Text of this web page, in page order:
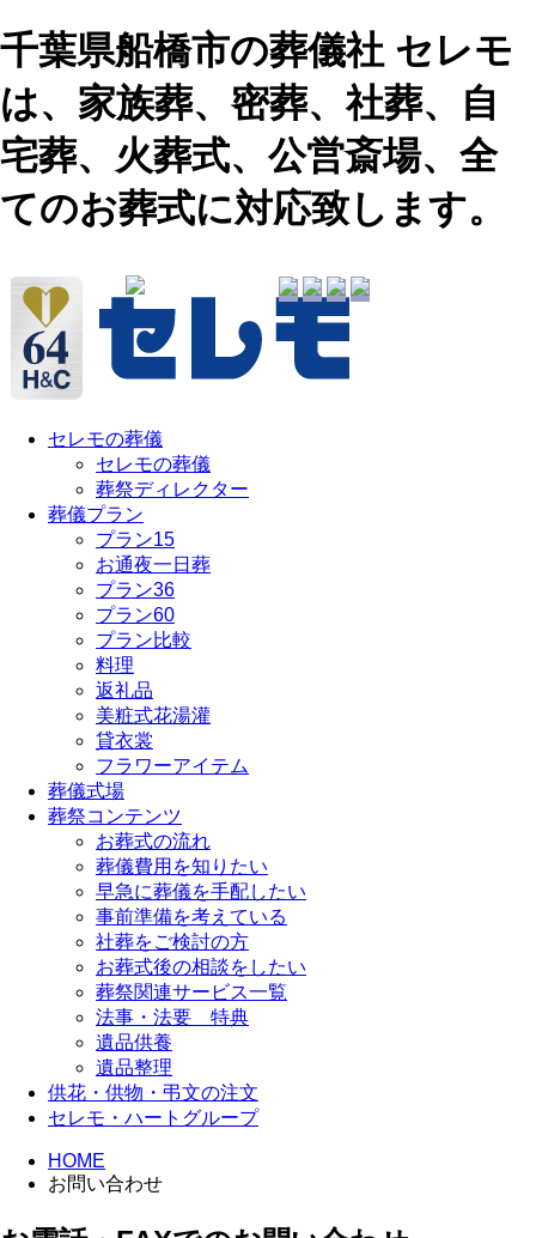
千葉県船橋市の葬儀社 セレモ
は、家族葬、密葬、社葬、自
宅葬、火葬式、公営斎場、全
てのお葬式に対応致します。
セレモの葬儀
セレモの葬儀
葬祭ディレクター
葬儀プラン
プラン15
お通夜一日葬
プラン36
プラン60
プラン比較
料理
返礼品
美粧式花湯灌
貸衣裳
フラワーアイテム
葬儀式場
葬祭コンテンツ
お葬式の流れ
葬儀費用を知りたい
早急に葬儀を手配したい
事前準備を考えている
社葬をご検討の方
お葬式後の相談をしたい
葬祭関連サービス一覧
法事・法要 特典
遺品供養
遺品整理
供花・供物・弔文の注文
セレモ・ハートグループ
HOME
お問い合わせ